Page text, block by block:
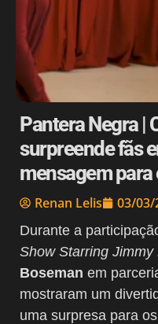
Pantera Negra |
surpreende fãs
mensagem para
Renan Lelis 03/03/
Durante a
Show Starring Jimmy
Boseman em
mostraram um
uma surpresa para